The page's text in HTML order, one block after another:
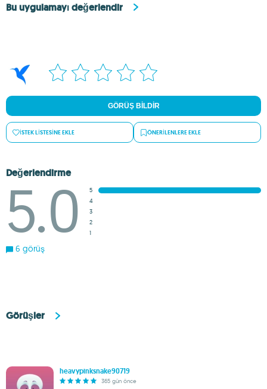
Bu uygulamayı değerlendir
GÖRÜŞ BILDIR
İSTEK LISTESINE EKLE ÖNERILENLERE EKLE
Değerlendirme
5.0
5
4
3
2
1
6 görüş
Görüşler
heavypinksnake90719
365 gün önce